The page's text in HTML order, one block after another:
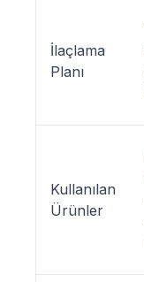
İlaçlama
Planı
Kullanılan
Ürünler